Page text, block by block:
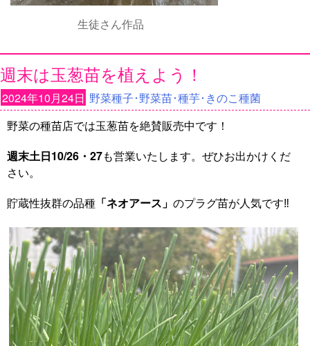
生徒さん作品
週末は玉葱苗を植えよう！
2024年10月24日 野菜種子･野菜苗･種芋･きのこ種菌
野菜の種苗店では玉葱苗を絶賛販売中です！
週末土日10/26・27も営業いたします。ぜひお出かけくだ
さい。
貯蔵性抜群の品種 「ネオアース」 のプラグ苗が人気です‼